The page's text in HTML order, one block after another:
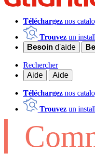
Téléchargez nos
Trouvez un
Besoin d'aide
Rechercher
Aide
Aide
Téléchargez nos
Trouvez un